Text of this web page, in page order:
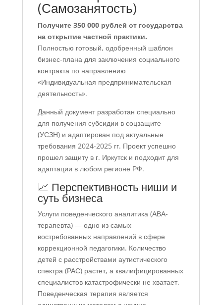
(Самозанятость)
Получите 350 000 рублей от государства
на открытие частной практики.
Полностью готовый, одобренный шаблон
бизнес-плана для заключения социального
контракта по направлению
«Индивидуальная предпринимательская
деятельность».
Данный документ разработан специально
для получения субсидии в соцзащите
(УСЗН) и адаптирован под актуальные
требования 2024-2025 гг. Проект успешно
прошел защиту в г. Иркутск и подходит для
адаптации в любом регионе РФ.
📈 Перспективность ниши и
суть бизнеса
Услуги поведенческого аналитика (АВА-
терапевта) — одно из самых
востребованных направлений в сфере
коррекционной педагогики. Количество
детей с расстройствами аутистического
спектра (РАС) растет, а квалифицированных
специалистов катастрофически не хватает.
Поведенческая терапия является